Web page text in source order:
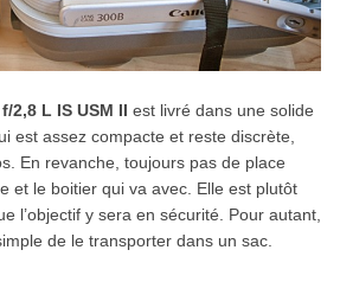
2,8 L IS USM II est livré dans une solide
est assez compacte et reste discrète,
En revanche, toujours pas de place
et le boitier qui va avec. Elle est plutôt
l’objectif y sera en sécurité. Pour autant,
de le transporter dans un sac.